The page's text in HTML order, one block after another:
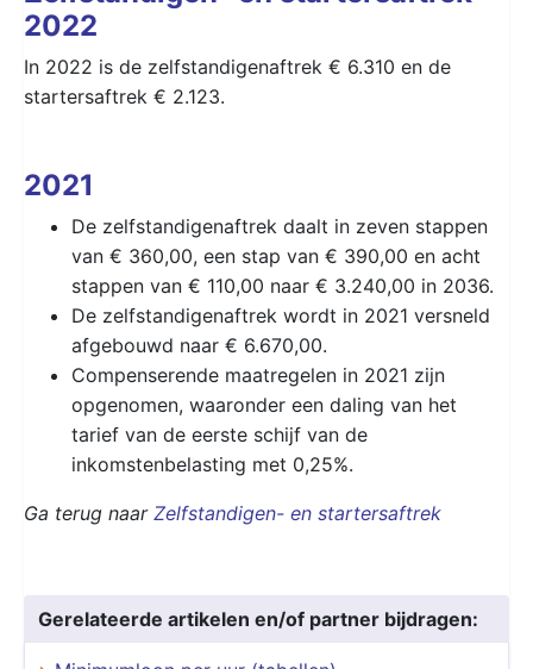
2022
In 2022 is de zelfstandigenaftrek € 6.310 en de
startersaftrek € 2.123.
2021
De zelfstandigenaftrek daalt in zeven stappen
van € 360,00, een stap van € 390,00 en acht
stappen van € 110,00 naar € 3.240,00 in 2036.
De zelfstandigenaftrek wordt in 2021 versneld
afgebouwd naar € 6.670,00.
Compenserende maatregelen in 2021 zijn
opgenomen, waaronder een daling van het
tarief van de eerste schijf van de
inkomstenbelasting met 0,25%.
Ga terug naar Zelfstandigen- en startersaftrek
Gerelateerde artikelen en/of partner bijdragen: